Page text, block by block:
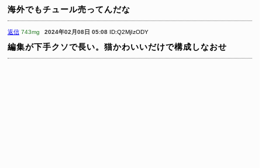
海外でもチュール売ってんだな
返信 743mg 2024年02月08日 05:08 ID:Q2MjIzODY
編集が下手クソで長い。猫かわいいだけで構成しなおせ